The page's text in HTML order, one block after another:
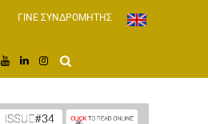
ΓΙΝΕ ΣΥΝΔΡΟΜΗΤΗΣ